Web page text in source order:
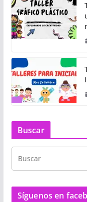
Buscar
Síguenos en